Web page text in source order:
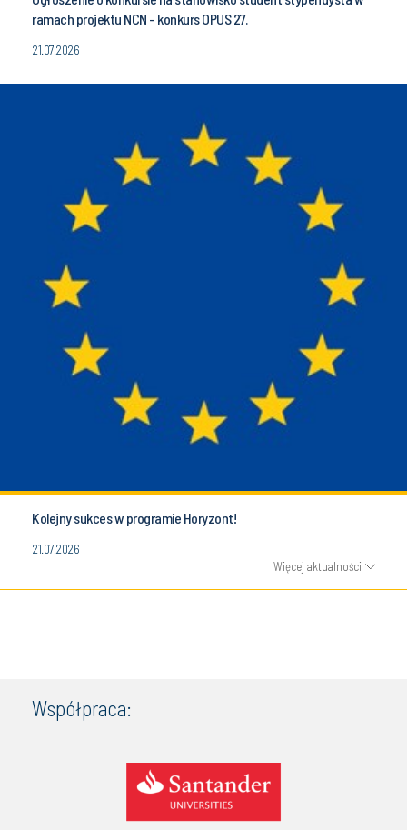
ramach projektu NCN - konkurs OPUS 27.
21.07.2026
Kolejny sukces w programie Horyzont!
21.07.2026
Więcej aktualności
Współpraca: